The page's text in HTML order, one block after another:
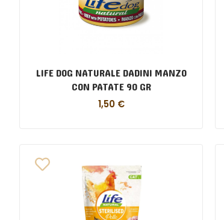
LIFE DOG NATURALE DADINI MANZO
CON PATATE 90 GR
1,50 €